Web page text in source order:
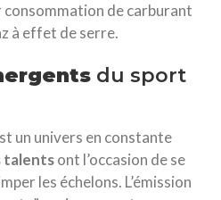
de carburant
à effet de serre.
du sport
un univers en constante
talentsont l’occasion de se
les échelons. L’émission